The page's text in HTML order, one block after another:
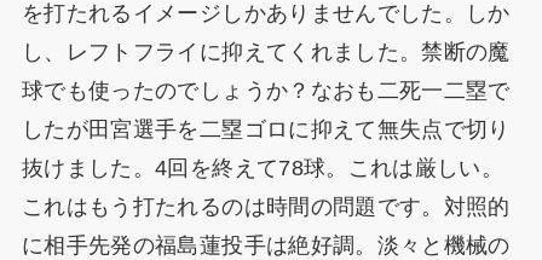
を打たれるイメージしかありませんでした。しか
し、レフトフライに抑えてくれました。禁断の魔
球でも使ったのでしょうか？なおも二死一二塁で
したが田宮選手を二塁ゴロに抑えて無失点で切り
抜けました。4回を終えて78球。これは厳しい。
これはもう打たれるのは時間の問題です。対照的
に相手先発の福島蓮投手は絶好調。淡々と機械の